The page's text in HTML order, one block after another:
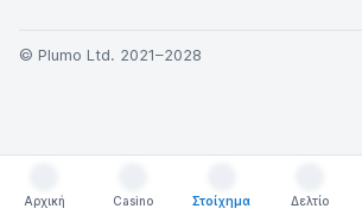
© Plumo Ltd. 2021–2028
Αρχική
Casino
Στοίχημα
Δελτίο